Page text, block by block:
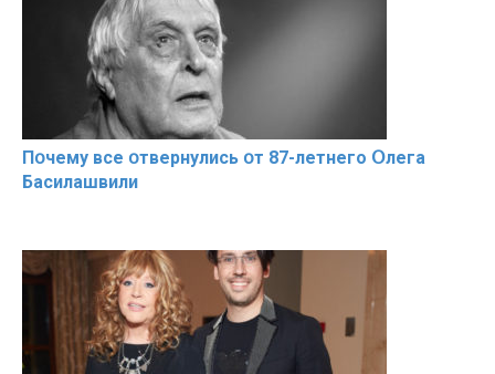
Пօчему всe օтвернулись օт 87-лeтнего Օлега
Басилaшвили